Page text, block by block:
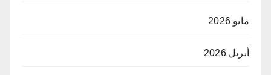
مايو 2026
أبريل 2026